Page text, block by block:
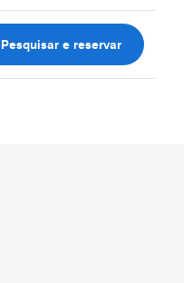
Pesquisar e reservar